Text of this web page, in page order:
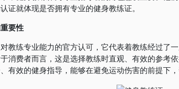
证就体现是否拥有专业的健身教练证。
要性
练专业能力的官方认可，它代表着教练经过了
消费者而言，这是选择教练时直观、有效的参考
有效的健身指导，能够在避免运动伤害的前提下，